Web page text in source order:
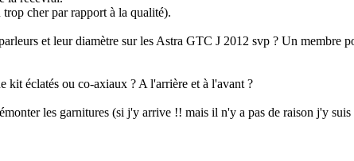
cher par rapport à la qualité).
et leur diamètre sur les Astra GTC J 2012 svp ? Un membre
kit éclatés ou co-axiaux ? A l'arrière et à l'avant ?
les garnitures (si j'y arrive !! mais il n'y a pas de raison j'y